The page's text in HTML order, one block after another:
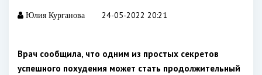
Юлия Курганова 24-05-2022 20:21
Врач сообщила, что одним из простых секретов
успешного похудения может стать продолжительный